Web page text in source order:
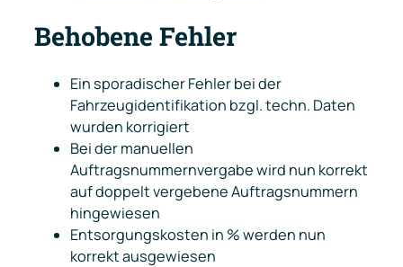
Behobene Fehler
Ein sporadischer Fehler bei der
Fahrzeugidentifikation bzgl. techn. Daten
wurden korrigiert
Bei der manuellen
Auftragsnummernvergabe wird nun korrekt
auf doppelt vergebene Auftragsnummern
hingewiesen
Entsorgungskosten in % werden nun
korrekt ausgewiesen